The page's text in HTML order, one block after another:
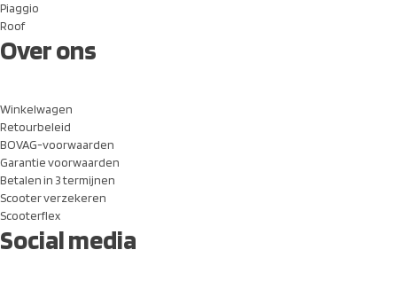
Piaggio
Roof
Over ons
Winkelwagen
Retourbeleid
BOVAG-voorwaarden
Garantie voorwaarden
Betalen in 3 termijnen
Scooter verzekeren
Scooterflex
Social media